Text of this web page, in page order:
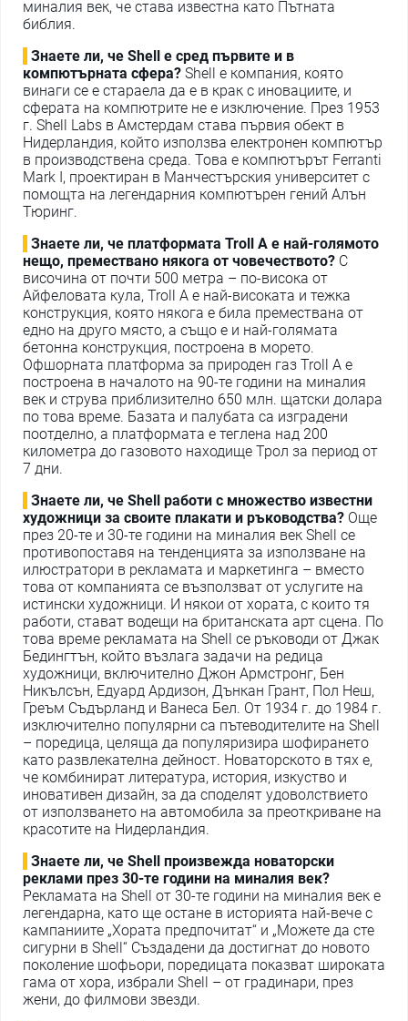
миналия век, че става известна като Пътната
библия.
Знаете ли, че Shell е сред първите и в
компютърната сфера? Shell е компания, която
винаги се е стараела да е в крак с иновациите, и
сферата на компютрите не е изключение. През 1953
г. Shell Labs в Амстердам става първия обект в
Нидерландия, който използва електронен компютър
в производствена среда. Това е компютърът Ferranti
Mark I, проектиран в Манчестърския университет с
помощта на легендарния компютърен гений Алън
Тюринг.
Знаете ли, че платформата Troll A е най-голямото
нещо, премествано някога от човечеството? С
височина от почти 500 метра – по-висока от
Айфеловата кула, Troll A е най-високата и тежка
конструкция, която някога е била премествана от
едно на друго място, а също е и най-голямата
бетонна конструкция, построена в морето.
Офшорната платформа за природен газ Troll A е
построена в началото на 90-те години на миналия
век и струва приблизително 650 млн. щатски долара
по това време. Базата и палубата са изградени
поотделно, а платформата е теглена над 200
километра до газовото находище Трол за период от
7 дни.
Знаете ли, че Shell работи с множество известни
художници за своите плакати и ръководства? Още
през 20-те и 30-те години на миналия век Shell се
противопоставя на тенденцията за използване на
илюстратори в рекламата и маркетинга – вместо
това от компанията се възползват от услугите на
истински художници. И някои от хората, с които тя
работи, стават водещи на британската арт сцена. По
това време рекламата на Shell се ръководи от Джак
Бедингтън, който възлага задачи на редица
художници, включително Джон Армстронг, Бен
Никълсън, Едуард Ардизон, Дънкан Грант, Пол Неш,
Греъм Съдърланд и Ванеса Бел. От 1934 г. до 1984 г.
изключително популярни са пътеводителите на Shell
– поредица, целяща да популяризира шофирането
като развлекателна дейност. Новаторското в тях е,
че комбинират литература, история, изкуство и
иновативен дизайн, за да споделят удоволствието
от използването на автомобила за преоткриване на
красотите на Нидерландия.
Знаете ли, че Shell произвежда новаторски
реклами през 30-те години на миналия век?
Рекламата на Shell от 30-те години на миналия век е
легендарна, като ще остане в историята най-вече с
кампаниите „Хората предпочитат“ и „Можете да сте
сигурни в Shell“ Създадени да достигнат до новото
поколение шофьори, поредицата показват широката
гама от хора, избрали Shell – от градинари, през
жени, до филмови звезди.